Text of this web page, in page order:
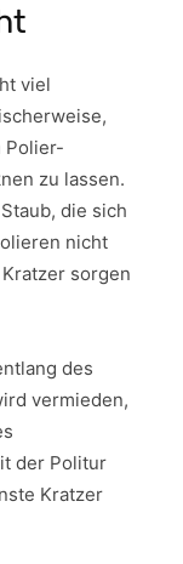
viel
Polier-
zu lassen.
die sich
nicht
sorgen
des
vermieden,
der Politur
Kratzer